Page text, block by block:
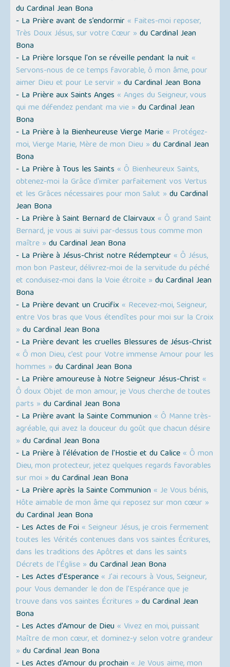
du Cardinal Jean Bona
- La Prière avant de s’endormir « Faites-moi reposer,
Très Doux Jésus, sur votre Cœur » du Cardinal Jean
Bona
- La Prière lorsque l'on se réveille pendant la nuit «
Servons-nous de ce temps favorable, ô mon âme, pour
aimer Dieu et pour Le servir » du Cardinal Jean Bona
- La Prière aux Saints Anges « Anges du Seigneur, vous
qui me défendez pendant ma vie » du Cardinal Jean
Bona
- La Prière à la Bienheureuse Vierge Marie « Protégez-
moi, Vierge Marie, Mère de mon Dieu » du Cardinal Jean
Bona
- La Prière à Tous les Saints « Ô Bienheureux Saints,
obtenez-moi la Grâce d'imiter parfaitement vos Vertus
et les Grâces nécessaires pour mon Salut » du Cardinal
Jean Bona
- La Prière à Saint Bernard de Clairvaux « Ô grand Saint
Bernard, je vous ai suivi par-dessus tous comme mon
maître » du Cardinal Jean Bona
- La Prière à Jésus-Christ notre Rédempteur « Ô Jésus,
mon bon Pasteur, délivrez-moi de la servitude du péché
et conduisez-moi dans la Voie étroite » du Cardinal Jean
Bona
- La Prière devant un Crucifix « Recevez-moi, Seigneur,
entre Vos bras que Vous étendîtes pour moi sur la Croix
» du Cardinal Jean Bona
- La Prière devant les cruelles Blessures de Jésus-Christ
« Ô mon Dieu, c’est pour Votre immense Amour pour les
hommes » du Cardinal Jean Bona
- La Prière amoureuse à Notre Seigneur Jésus-Christ «
Ô doux Objet de mon amour, je Vous cherche de toutes
parts » du Cardinal Jean Bona
- La Prière avant la Sainte Communion « Ô Manne très-
agréable, qui avez la douceur du goût que chacun désire
» du Cardinal Jean Bona
- La Prière à l'élévation de l'Hostie et du Calice « Ô mon
Dieu, mon protecteur, jetez quelques regards favorables
sur moi » du Cardinal Jean Bona
- La Prière après la Sainte Communion « Je Vous bénis,
Hôte aimable de mon âme qui reposez sur mon cœur »
du Cardinal Jean Bona
- Les Actes de Foi « Seigneur Jésus, je crois fermement
toutes les Vérités contenues dans vos saintes Écritures,
dans les traditions des Apôtres et dans les saints
Décrets de l'Église » du Cardinal Jean Bona
- Les Actes d’Esperance « J'ai recours à Vous, Seigneur,
pour Vous demander le don de l'Espérance que je
trouve dans vos saintes Écritures » du Cardinal Jean
Bona
- Les Actes d'Amour de Dieu « Vivez en moi, puissant
Maître de mon cœur, et dominez-y selon votre grandeur
» du Cardinal Jean Bona